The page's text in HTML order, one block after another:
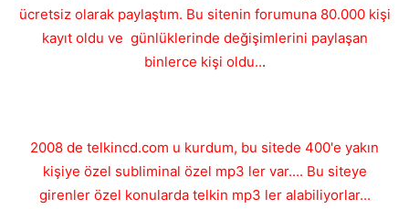
ücretsiz olarak paylaştım. Bu sitenin forumuna 80.000 kişi
kayıt oldu ve günlüklerinde değişimlerini paylaşan
binlerce kişi oldu...
2008 de telkincd.com u kurdum, bu sitede 400'e yakın
kişiye özel subliminal özel mp3 ler var.... Bu siteye
girenler özel konularda telkin mp3 ler alabiliyorlar...